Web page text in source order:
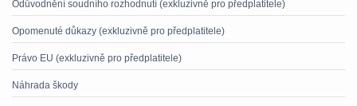
Odůvodnění soudního rozhodnutí (exkluzivně pro předplatitele)
Opomenuté důkazy (exkluzivně pro předplatitele)
Právo EU (exkluzivně pro předplatitele)
Náhrada škody